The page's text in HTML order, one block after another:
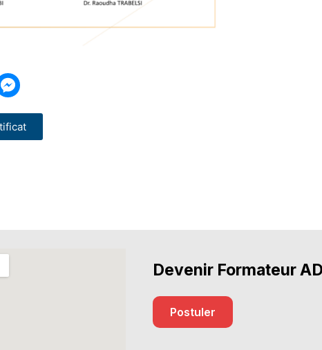
Devenir Formateur
Postuler